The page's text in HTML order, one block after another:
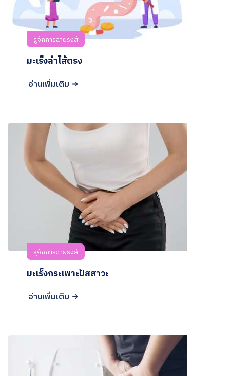
รู้จักการฉายรังสี
มะเร็งลำไส้ตรง
อ่านเพิ่มเติม
รู้จักการฉายรังสี
มะเร็งกระเพาะปัสสาวะ
อ่านเพิ่มเติม